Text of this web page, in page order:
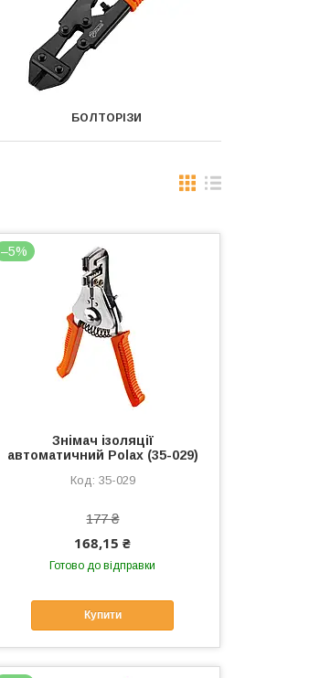
БОЛТОРІЗИ
–5%
Знімач ізоляції
автоматичний Polax (35-029)
35-029
177 ₴
168,15 ₴
Готово до відправки
Купити